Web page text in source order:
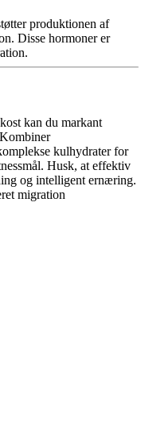
produktionen af
Disse hormoner er
kan du markant
kulhydrater for
Husk, at effektiv
og intelligent ernæring.
migration